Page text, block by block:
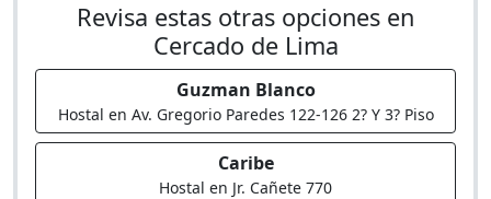
Revisa estas otras opciones en
Cercado de Lima
Guzman Blanco
Hostal en Av. Gregorio Paredes 122-126 2? Y 3? Piso
Caribe
Hostal en Jr. Cañete 770